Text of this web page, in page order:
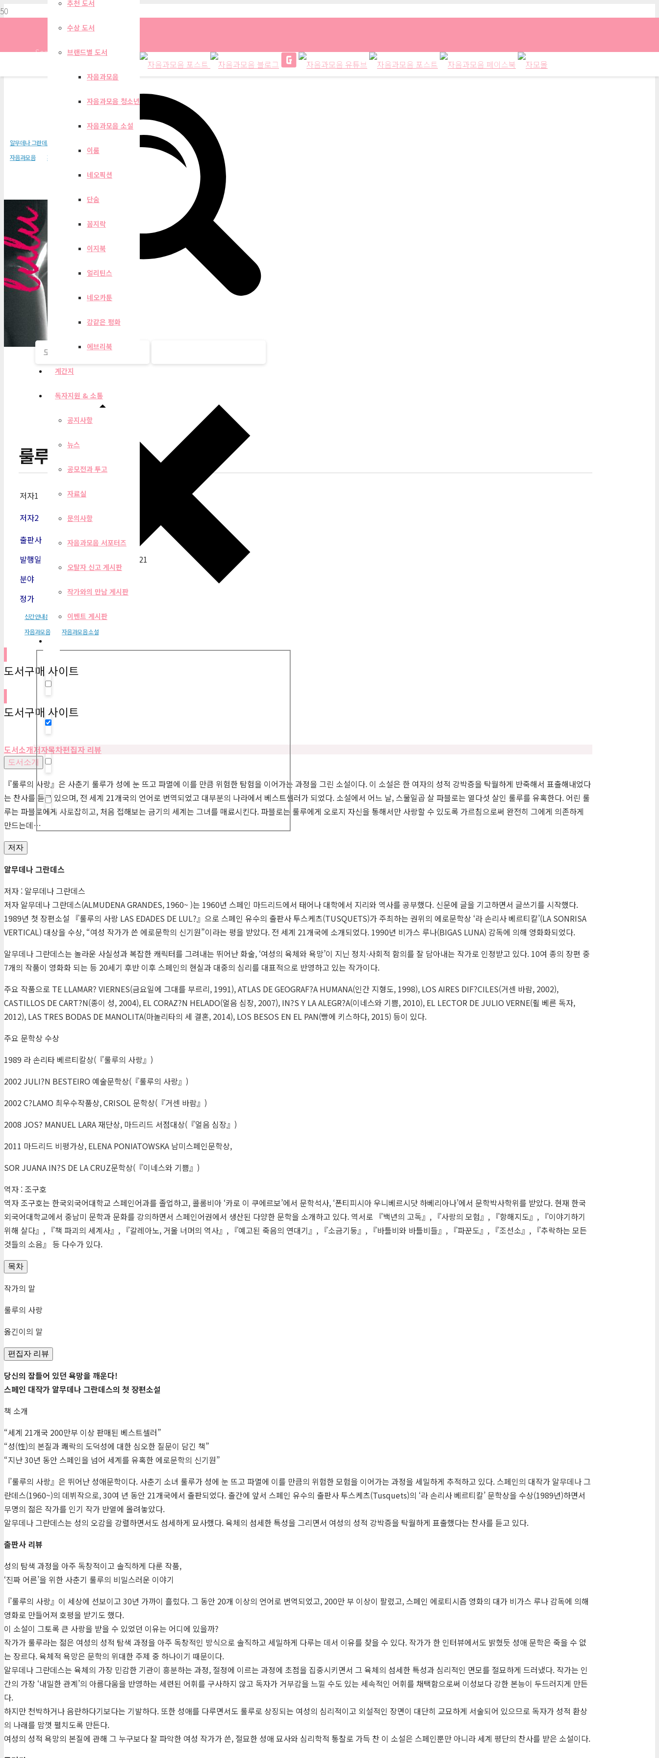
Search
Hidden label
추천 도서
수상 도서
브랜드별 도서
자음과모음
자음과모음 청소년
자음과모음 소설
이룸
네오픽션
단숨
꼼지락
이지북
얼리틴스
네오카툰
강같은 평화
에브리북
계간지
독자지원 & 소통
공지사항
뉴스
공모전과 투고
자료실
문의사항
자음과모음 서포터즈
오탈자 신고 게시판
작가와의 만남 게시판
이벤트 게시판
룰루의 사랑
알무데나 그란데스
자음과모음
자음과모음 소설
룰루의 사랑
저자1
저자2
출판사
자음과모음
발행일
2016-03-21
분야
정가
13,800원
신간안내문
자음과모음
자음과모음 소설
도서구매 사이트
도서구매 사이트
도서소개저자목차편집자 리뷰
도서소개
『룰루의 사랑』은 사춘기 룰루가 성에 눈 뜨고 파멸에 이를 만큼 위험한 탐험을 이어가는 과정을 그린 소설이다. 이 소설은 한 여자의 성적 강박증을 탁월하게 반죽해서 표출해내었다
는 찬사를 듣고 있으며, 전 세계 21개국의 언어로 번역되었고 대부분의 나라에서 베스트셀러가 되었다. 소설에서 어느 날, 스물일곱 살 파블로는 열다섯 살인 룰루를 유혹한다. 어린 룰
루는 파블로에게 사로잡히고, 처음 접해보는 금기의 세계는 그녀를 매료시킨다. 파블로는 룰루에게 오로지 자신을 통해서만 사랑할 수 있도록 가르침으로써 완전히 그에게 의존하게
만드는데…
저자
알무데나 그란데스
저자 : 알무데나 그란데스
저자 알무데나 그란데스(ALMUDENA GRANDES, 1960~ )는 1960년 스페인 마드리드에서 태어나 대학에서 지리와 역사를 공부했다. 신문에 글을 기고하면서 글쓰기를 시작했다.
1989년 첫 장편소설 『룰루의 사랑 LAS EDADES DE LUL?』으로 스페인 유수의 출판사 투스케츠(TUSQUETS)가 주최하는 권위의 에로문학상 ‘라 손리사 베르티칼’(LA SONRISA
VERTICAL) 대상을 수상, “여성 작가가 쓴 에로문학의 신기원”이라는 평을 받았다. 전 세계 21개국에 소개되었다. 1990년 비가스 루나(BIGAS LUNA) 감독에 의해 영화화되었다.
알무데나 그란데스는 놀라운 사실성과 복잡한 캐릭터를 그려내는 뛰어난 화술, ‘여성의 육체와 욕망’이 지닌 정치·사회적 함의를 잘 담아내는 작가로 인정받고 있다. 10여 종의 장편 중
7개의 작품이 영화화 되는 등 20세기 후반 이후 스페인의 현실과 대중의 심리를 대표적으로 반영하고 있는 작가이다.
주요 작품으로 TE LLAMAR? VIERNES(금요일에 그대를 부르리, 1991), ATLAS DE GEOGRAF?A HUMANA(인간 지형도, 1998), LOS AIRES DIF?CILES(거센 바람, 2002),
CASTILLOS DE CART?N(종이 성, 2004), EL CORAZ?N HELADO(얼음 심장, 2007), IN?S Y LA ALEGR?A(이네스와 기쁨, 2010), EL LECTOR DE JULIO VERNE(쥘 베른 독자,
2012), LAS TRES BODAS DE MANOLITA(마놀리타의 세 결혼, 2014), LOS BESOS EN EL PAN(빵에 키스하다, 2015) 등이 있다.
주요 문학상 수상
1989 라 손리타 베르티칼상(『룰루의 사랑』)
2002 JULI?N BESTEIRO 예술문학상(『룰루의 사랑』)
2002 C?LAMO 최우수작품상, CRISOL 문학상(『거센 바람』)
2008 JOS? MANUEL LARA 재단상, 마드리드 서점대상(『얼음 심장』)
2011 마드리드 비평가상, ELENA PONIATOWSKA 남미스페인문학상,
SOR JUANA IN?S DE LA CRUZ문학상(『이네스와 기쁨』)
역자 : 조구호
역자 조구호는 한국외국어대학교 스페인어과를 졸업하고, 콜롬비아 ‘카로 이 쿠에르보’에서 문학석사, ‘폰티피시아 우니베르시닷 하베리아나’에서 문학박사학위를 받았다. 현재 한국
외국어대학교에서 중남미 문학과 문화를 강의하면서 스페인어권에서 생산된 다양한 문학을 소개하고 있다. 역서로 『백년의 고독』, 『사랑의 모험』, 『항해지도』, 『이야기하기
위해 살다』, 『책 파괴의 세계사』, 『갈레아노, 거울 너머의 역사』, 『예고된 죽음의 연대기』, 『소금기둥』, 『바틀비와 바틀비들』, 『파꾼도』, 『조선소』, 『추락하는 모든
것들의 소음』 등 다수가 있다.
목차
작가의 말
룰루의 사랑
옮긴이의 말
편집자 리뷰
당신의 잠들어 있던 욕망을 깨운다!
스페인 대작가 알무데나 그란데스의 첫 장편소설
책 소개
“세계 21개국 200만부 이상 판매된 베스트셀러”
“성(性)의 본질과 쾌락의 도덕성에 대한 심오한 질문이 담긴 책”
“지난 30년 동안 스페인을 넘어 세계를 유혹한 에로문학의 신기원”
『룰루의 사랑』은 뛰어난 성애문학이다. 사춘기 소녀 룰루가 성에 눈 뜨고 파멸에 이를 만큼의 위험한 모험을 이어가는 과정을 세밀하게 추적하고 있다. 스페인의 대작가 알무데나 그
란데스(1960~)의 데뷔작으로, 30여 년 동안 21개국에서 출판되었다. 출간에 앞서 스페인 유수의 출판사 투스케츠(Tusquets)의 ‘라 손리사 베르티칼’ 문학상을 수상(1989년)하면서
무명의 젊은 작가를 인기 작가 반열에 올려놓았다.
알무데나 그란데스는 성의 오감을 강렬하면서도 섬세하게 묘사했다. 육체의 섬세한 특성을 그리면서 여성의 성적 강박증을 탁월하게 표출했다는 찬사를 듣고 있다.
출판사 리뷰
성의 탐색 과정을 아주 독창적이고 솔직하게 다룬 작품,
‘진짜 어른’을 위한 사춘기 룰루의 비밀스러운 이야기
『룰루의 사랑』이 세상에 선보이고 30년 가까이 흘렀다. 그 동안 20개 이상의 언어로 번역되었고, 200만 부 이상이 팔렸고, 스페인 에로티시즘 영화의 대가 비가스 루나 감독에 의해
영화로 만들어져 호평을 받기도 했다.
이 소설이 그토록 큰 사랑을 받을 수 있었던 이유는 어디에 있을까?
작가가 룰루라는 젊은 여성의 성적 탐색 과정을 아주 독창적인 방식으로 솔직하고 세밀하게 다루는 데서 이유를 찾을 수 있다. 작가가 한 인터뷰에서도 밝혔듯 성애 문학은 죽을 수 없
는 장르다. 육체적 욕망은 문학의 위대한 주제 중 하나이기 때문이다.
알무데나 그란데스는 육체의 가장 민감한 기관이 흥분하는 과정, 절정에 이르는 과정에 초점을 집중시키면서 그 육체의 섬세한 특성과 심리적인 면모를 절묘하게 드러냈다. 작가는 인
간의 가장 ‘내밀한 관계’의 아름다움을 반영하는 세련된 어휘를 구사하지 않고 독자가 거부감을 느낄 수도 있는 세속적인 어휘를 채택함으로써 이성보다 강한 본능이 두드러지게 만든
다.
하지만 천박하거나 음란하다기보다는 기발하다. 또한 성애를 다루면서도 룰루로 상징되는 여성의 심리적이고 외설적인 장면이 대단히 교묘하게 서술되어 있으므로 독자가 성적 환상
의 나래를 맘껏 펼치도록 만든다.
여성의 성적 욕망의 본질에 관해 그 누구보다 잘 파악한 여성 작가가 쓴, 절묘한 성애 묘사와 심리학적 통찰로 가득 찬 이 소설은 스페인뿐만 아니라 세계 평단의 찬사를 받은 소설이다.